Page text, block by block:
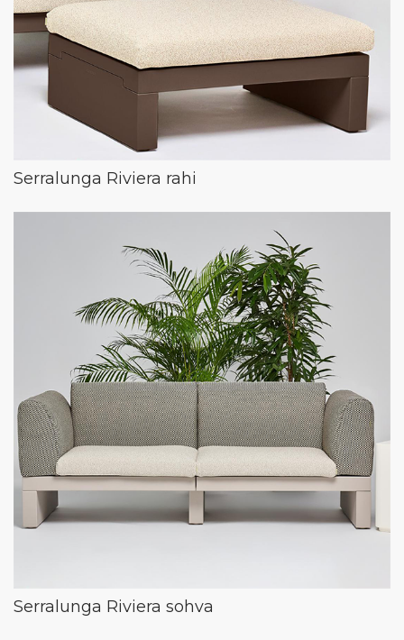
Serralunga Riviera rahi
Serralunga Riviera sohva